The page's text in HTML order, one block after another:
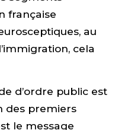
française
au
cela
d’ordre public est
des premiers
le message